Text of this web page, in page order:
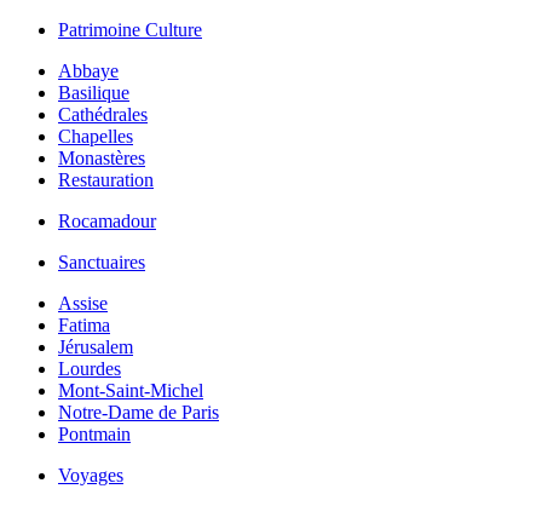
Patrimoine Culture
Abbaye
Basilique
Cathédrales
Chapelles
Monastères
Restauration
Rocamadour
Sanctuaires
Assise
Fatima
Jérusalem
Lourdes
Mont-Saint-Michel
Notre-Dame de Paris
Pontmain
Voyages